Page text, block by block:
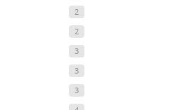
2
2
3
3
3